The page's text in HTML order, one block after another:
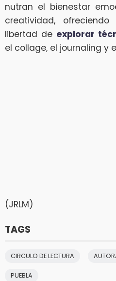
nutran el bienestar
creatividad,
libertad de explorar
el collage, el journaling y
(JRLM)
TAGS
CIRCULO DE LECTURA
PUEBLA